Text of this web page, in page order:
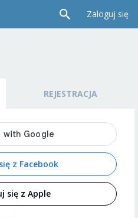
Zaloguj się
REJESTRACJA
z Facebook
się z Apple